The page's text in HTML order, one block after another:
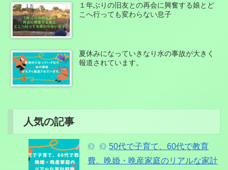
１年ぶりの旧友との再会に興奮する娘とど
こへ行っても変わらない息子
夏休みになっていきなり水の事故が大きく
報道されています。
人気の記事
50代で子育て、60代で教育
費。晩婚・晩産家庭のリアルな家計